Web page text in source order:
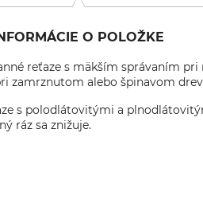
O POLOŽKE
reťaze s mäkším správaním pri
zamrznutom alebo špinavom
s polodlátovitými a
ráz sa znižuje.